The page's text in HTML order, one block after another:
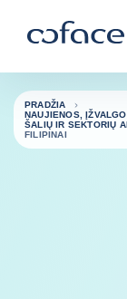
Grįžti į pradžią
PRADŽIA
NAUJIENOS,
ŠALIŲ IR SEKTORIŲ
FILIPINAI